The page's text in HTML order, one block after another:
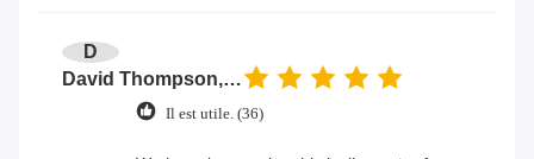
D
David Thompson, Senior Engineer
Il est utile. (36)